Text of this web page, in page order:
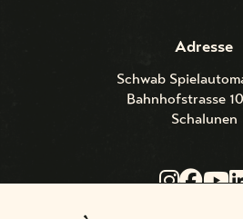
Adresse
Schwab
Bahnhofstrasse
Schalunen